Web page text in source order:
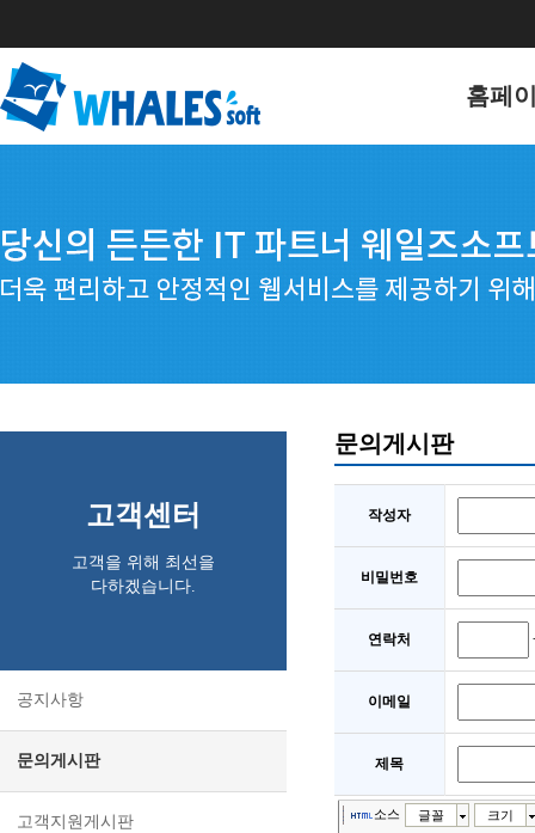
홈페
포트폴
고객센터
고객을 위해 최선을
다하겠습니다.
공지사항
문의게시판
고객지원게시판
문의게시판
작성자
비밀번호
연락처
이메일
제목
소스 글꼴 크기